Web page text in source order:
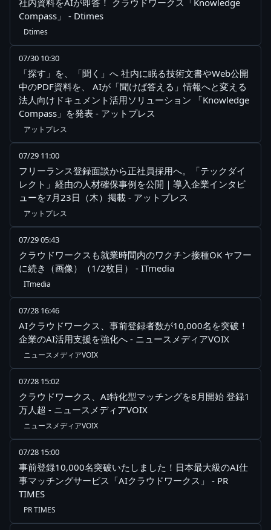
社内資料をAIが即答！ クラウドワークス「Knowledge
Compass」 - Dtimes
Dtimes
07/30 10:30
「探す」を、「聞く」へ 社内に眠る技術文書やWeb公開
中のPDF資料を、 AIが「聞けば答える」情報へと変える
法人向けドキュメント活用ソリューション 「Knowledge
Compass」を発表 - アットプレス
アットプレス
07/29 11:00
フリーランス登録面談から正社員採用へ。「テックダイ
レクト」経由の人材確保事例を公開｜導入企業インタビ
ューを7月23日（木）掲載 - アットプレス
アットプレス
07/29 05:43
クラウドワークスも就業時間内のワクチン接種OK ヤフー
に続き（画像）（1/2枚目） - ITmedia
ITmedia
07/28 16:46
AIクラウドワークス、事前登録者数が10,000名を突破！
企業のAI活用支援を強化へ - ニュースメディアVOIX
ニュースメディアVOIX
07/28 15:02
クラウドワークス、AI特化型マッチングを8月開始 登録1
万人超 - ニュースメディアVOIX
ニュースメディアVOIX
07/28 15:00
事前登録10,000名突破いたしました！日本最大級のAI仕
事マッチングサービス「AIクラウドワークス」 - PR
TIMES
PR TIMES